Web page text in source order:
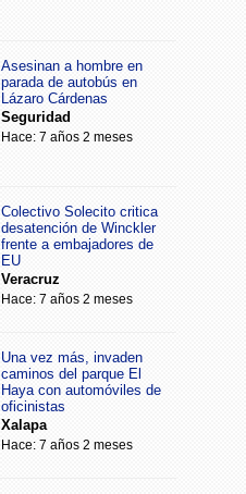
Asesinan a hombre en
parada de autobús en
Lázaro Cárdenas
Seguridad
Hace: 7 años 2 meses
Colectivo Solecito critica
desatención de Winckler
frente a embajadores de
EU
Veracruz
Hace: 7 años 2 meses
Una vez más, invaden
caminos del parque El
Haya con automóviles de
oficinistas
Xalapa
Hace: 7 años 2 meses